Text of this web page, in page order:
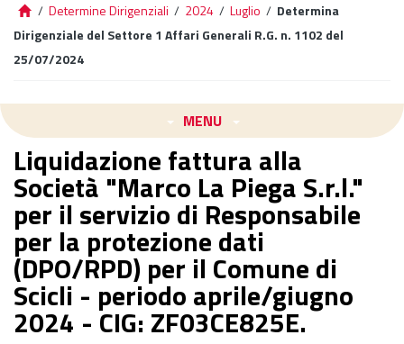
/ Determine Dirigenziali / 2024 / Luglio / Determina
Dirigenziale del Settore 1 Affari Generali R.G. n. 1102 del
25/07/2024
MENU
Liquidazione fattura alla
Società "Marco La Piega S.r.l."
per il servizio di Responsabile
per la protezione dati
(DPO/RPD) per il Comune di
Scicli - periodo aprile/giugno
2024 - CIG: ZF03CE825E.